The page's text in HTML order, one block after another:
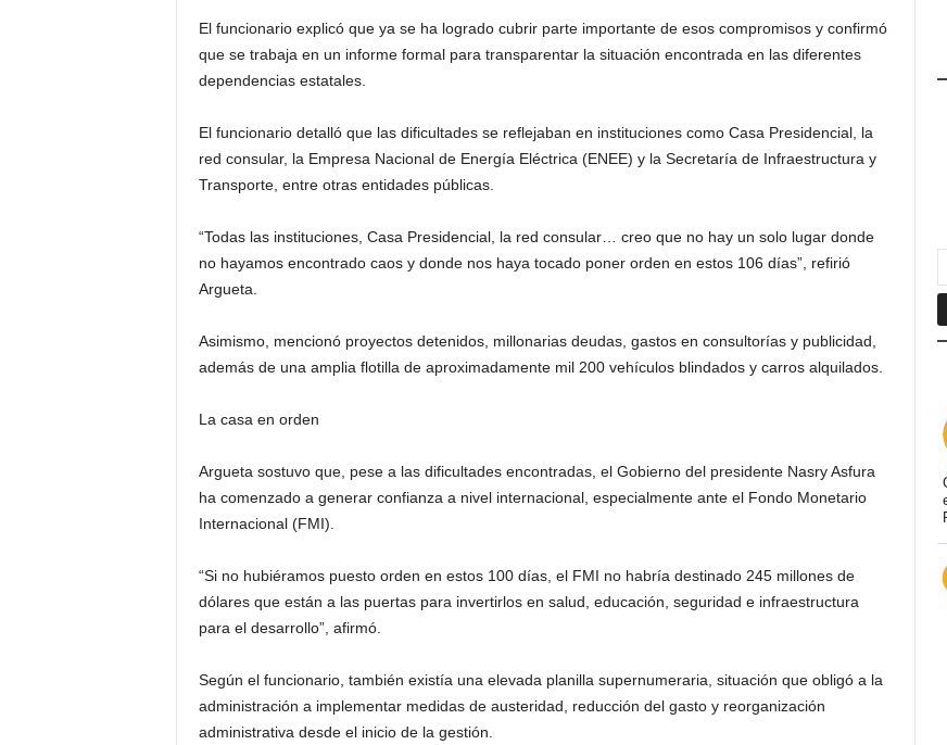
El funcionario explicó que ya se ha logrado cubrir parte importante de esos compromisos y confirmó
que se trabaja en un informe formal para transparentar la situación encontrada en las diferentes
dependencias estatales.
El funcionario detalló que las dificultades se reflejaban en instituciones como Casa Presidencial, la
red consular, la Empresa Nacional de Energía Eléctrica (ENEE) y la Secretaría de Infraestructura y
Transporte, entre otras entidades públicas.
“Todas las instituciones, Casa Presidencial, la red consular… creo que no hay un solo lugar donde
no hayamos encontrado caos y donde nos haya tocado poner orden en estos 106 días”, refirió
Argueta.
Asimismo, mencionó proyectos detenidos, millonarias deudas, gastos en consultorías y publicidad,
además de una amplia flotilla de aproximadamente mil 200 vehículos blindados y carros alquilados.
La casa en orden
Argueta sostuvo que, pese a las dificultades encontradas, el Gobierno del presidente Nasry Asfura
ha comenzado a generar confianza a nivel internacional, especialmente ante el Fondo Monetario
Internacional (FMI).
“Si no hubiéramos puesto orden en estos 100 días, el FMI no habría destinado 245 millones de
dólares que están a las puertas para invertirlos en salud, educación, seguridad e infraestructura
para el desarrollo”, afirmó.
Según el funcionario, también existía una elevada planilla supernumeraria, situación que obligó a la
administración a implementar medidas de austeridad, reducción del gasto y reorganización
administrativa desde el inicio de la gestión.